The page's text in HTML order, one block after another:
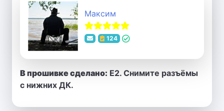
Максим
124
В прошивке сделано: E2. Снимите разъёмы
с нижних ДК.